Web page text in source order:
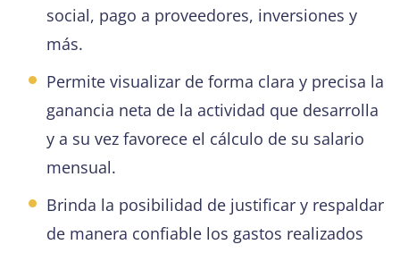
social, pago a proveedores, inversiones y
más.
Permite visualizar de forma clara y precisa la
ganancia neta de la actividad que desarrolla
y a su vez favorece el cálculo de su salario
mensual.
Brinda la posibilidad de justificar y respaldar
de manera confiable los gastos realizados